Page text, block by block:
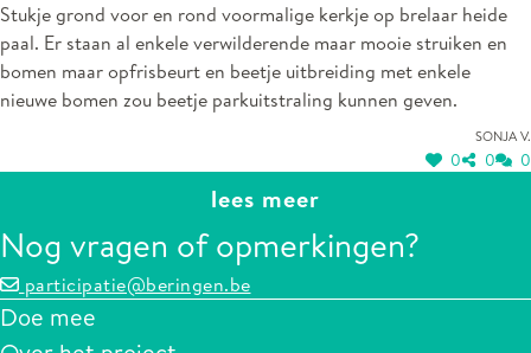
van Brelaar heide in paal.
Stukje grond voor en rond voormalige kerkje op brelaar heide
paal. Er staan al enkele verwilderende maar mooie struiken en
bomen maar opfrisbeurt en beetje uitbreiding met enkele
nieuwe bomen zou beetje parkuitstraling kunnen geven.
Sonja V.
0 0 0
lees meer
Nog vragen of opmerkingen?
participatie@beringen.be
Doe mee